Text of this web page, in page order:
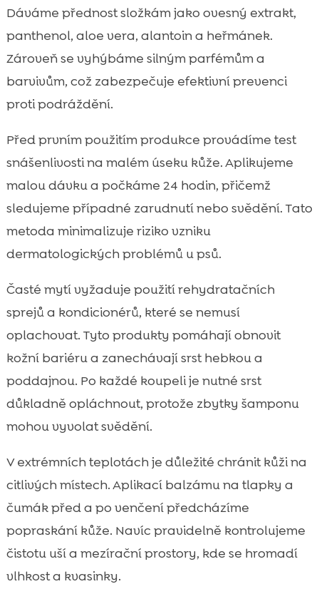
Dáváme přednost složkám jako ovesný extrakt,
panthenol, aloe vera, alantoin a heřmánek.
Zároveň se vyhýbáme silným parfémům a
barvivům, což zabezpečuje efektivní prevenci
proti podráždění.
Před prvním použitím produkce provádíme test
snášenlivosti na malém úseku kůže. Aplikujeme
malou dávku a počkáme 24 hodin, přičemž
sledujeme případné zarudnutí nebo svědění. Tato
metoda minimalizuje riziko vzniku
dermatologických problémů u psů.
Časté mytí vyžaduje použití rehydratačních
sprejů a kondicionérů, které se nemusí
oplachovat. Tyto produkty pomáhají obnovit
kožní bariéru a zanechávají srst hebkou a
poddajnou. Po každé koupeli je nutné srst
důkladně opláchnout, protože zbytky šamponu
mohou vyvolat svědění.
V extrémních teplotách je důležité chránit kůži na
citlivých místech. Aplikací balzámu na tlapky a
čumák před a po venčení předcházíme
popraskání kůže. Navíc pravidelně kontrolujeme
čistotu uší a mezírační prostory, kde se hromadí
vlhkost a kvasinky.